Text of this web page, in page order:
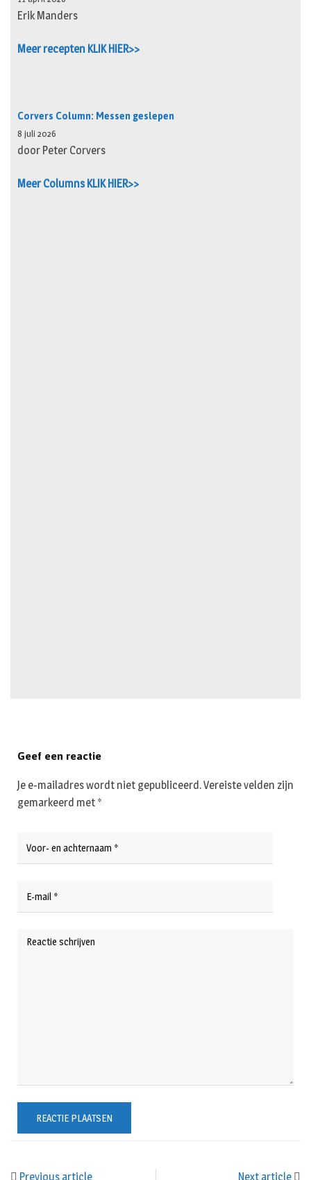
Erik Manders
Meer recepten KLIK HIER>>
Corvers Column: Messen geslepen
8 juli 2026
door Peter Corvers
Meer Columns KLIK HIER>>
Previous article Next article
Geef een reactie
Je e-mailadres wordt niet gepubliceerd.Vereiste velden zijn
gemarkeerd met *